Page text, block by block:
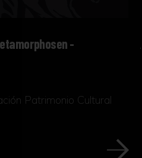
-
Patrimonio Cultural